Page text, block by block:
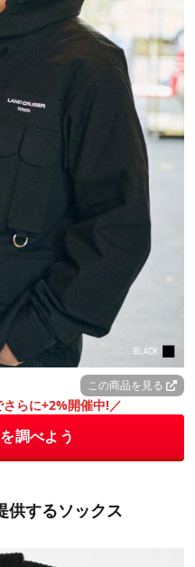
この商品を見る
らに+2%開催中!／
調べよう
供するソックス